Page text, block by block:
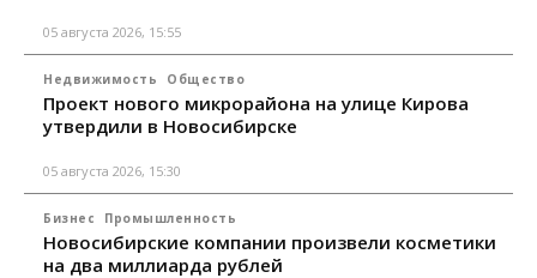
05 августа 2026, 15:55
Недвижимость Общество
Проект нового микрорайона на улице Кирова
утвердили в Новосибирске
05 августа 2026, 15:30
Бизнес Промышленность
Новосибирские компании произвели косметики
на два миллиарда рублей